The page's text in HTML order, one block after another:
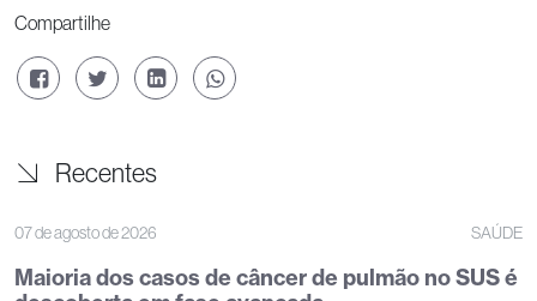
Compartilhe
Recentes
07 de agosto de 2026 SAÚDE
Maioria dos casos de câncer de pulmão no SUS é